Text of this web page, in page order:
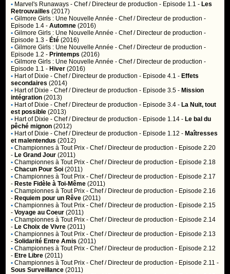
• Marvel's Runaways - Chef / Directeur de production - Episode 1.1 - Les
Retrouvailles (2017)
• Gilmore Girls : Une Nouvelle Année - Chef / Directeur de production -
Episode 1.4 -Automne (2016)
• Gilmore Girls : Une Nouvelle Année - Chef / Directeur de production -
Episode 1.3 - Été (2016)
• Gilmore Girls : Une Nouvelle Année - Chef / Directeur de production -
Episode 1.2 - Printemps (2016)
• Gilmore Girls : Une Nouvelle Année - Chef / Directeur de production -
Episode 1.1 - Hiver (2016)
• Hart of Dixie - Chef / Directeur de production - Episode 4.1 - Effets
secondaires (2014)
• Hart of Dixie - Chef / Directeur de production - Episode 3.5 - Mission
intégration (2013)
• Hart of Dixie - Chef / Directeur de production - Episode 3.4 - La Nuit, tout
est possible (2013)
• Hart of Dixie - Chef / Directeur de production - Episode 1.14 - Le bal du
pêché mignon (2012)
• Hart of Dixie - Chef / Directeur de production - Episode 1.12 - Maîtresses
et malentendus (2012)
• Championnes à Tout Prix - Chef / Directeur de production - Episode 2.20
- Le Grand Jour (2011)
• Championnes à Tout Prix - Chef / Directeur de production - Episode 2.18
-Chacun Pour Soi (2011)
• Championnes à Tout Prix - Chef / Directeur de production - Episode 2.17
- Reste Fidèle à Toi-Même (2011)
• Championnes à Tout Prix - Chef / Directeur de production - Episode 2.16
- Requiem pour un Rêve (2011)
• Championnes à Tout Prix - Chef / Directeur de production - Episode 2.15
-Voyage au Coeur (2011)
• Championnes à Tout Prix - Chef / Directeur de production - Episode 2.14
- Le Choix de Vivre (2011)
• Championnes à Tout Prix - Chef / Directeur de production - Episode 2.13
-Solidarité Entre Amis (2011)
• Championnes à Tout Prix - Chef / Directeur de production - Episode 2.12
- Etre Libre (2011)
• Championnes à Tout Prix - Chef / Directeur de production - Episode 2.11 -
Sous Surveillance (2011)